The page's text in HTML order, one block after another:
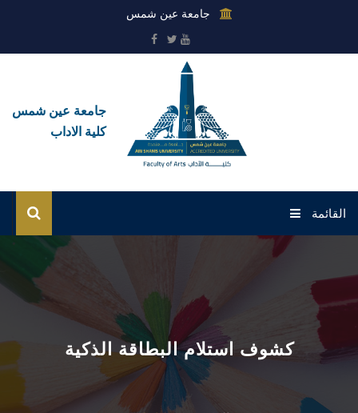
جامعة عين شمس
جامعة عين شمس
كلية الاداب
القائمة
عن الكلية
القطاعات كشوف استلام البطاقة الذكية